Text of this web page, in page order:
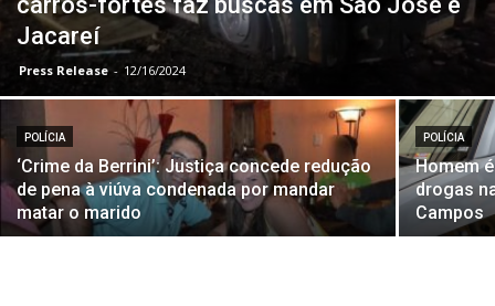
Jacareí
Press Release - 12/16/2024
POLÍCIA
‘Crime da Berrini’: Justiça concede redução
de pena à viúva condenada por mandar
matar o marido
POLÍCIA
Homem
drogas
Campos